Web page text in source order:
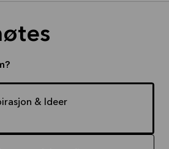
& Ideer